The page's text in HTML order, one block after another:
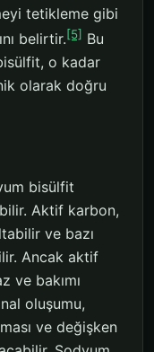
tetikleme gibi
belirtir.[5] Bu
o kadar
olarak doğru
bisülfit
Aktif karbon,
ve bazı
Ancak aktif
ve bakımı
oluşumu,
ve değişken